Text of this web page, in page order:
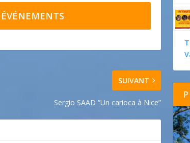
ÉVÉNEMENTS
SUIVANT
Sergio SAAD “Un carioca à Nice”